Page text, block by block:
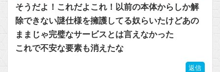
そうだよ！これだよこれ！以前の本体からしか解
除できない謎仕様を擁護してる奴らいたけどあの
ままじゃ完璧なサービスとは言えなかった
これで不安な要素も消えたな
返信